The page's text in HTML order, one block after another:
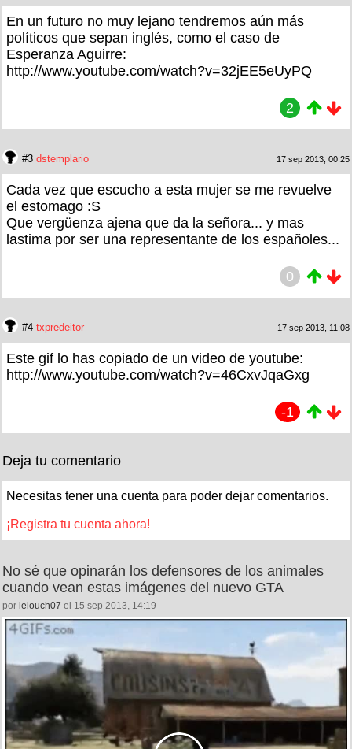
En un futuro no muy lejano tendremos aún más
políticos que sepan inglés, como el caso de
Esperanza Aguirre:
http://www.youtube.com/watch?v=32jEE5eUyPQ
2
#3 dstemplario 17 sep 2013, 00:25
Cada vez que escucho a esta mujer se me revuelve
el estomago :S
Que vergüenza ajena que da la señora... y mas
lastima por ser una representante de los españoles...
0
#4 txpredeitor 17 sep 2013, 11:08
Este gif lo has copiado de un video de youtube:
http://www.youtube.com/watch?v=46CxvJqaGxg
-1
Deja tu comentario
Necesitas tener una cuenta para poder dejar comentarios.
¡Registra tu cuenta ahora!
No sé que opinarán los defensores de los animales
cuando vean estas imágenes del nuevo GTA
por lelouch07 el 15 sep 2013, 14:19